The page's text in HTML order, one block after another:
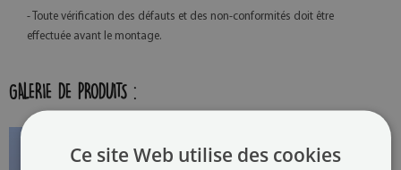
- Toute vérification des défauts et des non-conformités doit être
effectuée avant le montage.
GALERIE DE PRODUITS :
Ce site Web utilise des cookies